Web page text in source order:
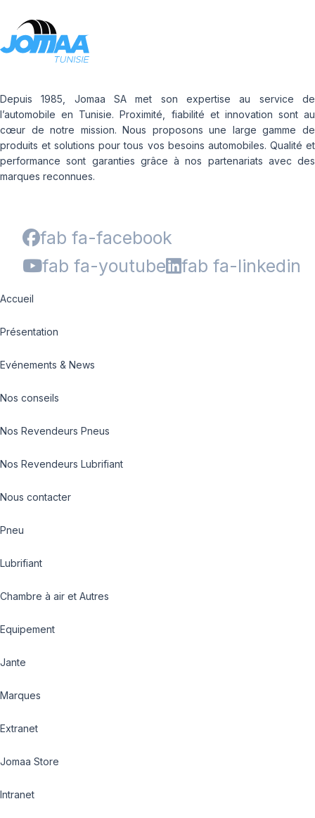
Depuis 1985, Jomaa SA met son expertise au service de
l’automobile en Tunisie. Proximité, fiabilité et innovation sont au
cœur de notre mission. Nous proposons une large gamme de
produits et solutions pour tous vos besoins automobiles. Qualité et
performance sont garanties grâce à nos partenariats avec des
marques reconnues.
fab fa-facebook
fab fa-youtube
fab fa-linkedin
Accueil
Présentation
Evénements & News
Nos conseils
Nos Revendeurs Pneus
Nos Revendeurs Lubrifiant
Nous contacter
Pneu
Lubrifiant
Chambre à air et Autres
Equipement
Jante
Marques
Extranet
Jomaa Store
Intranet